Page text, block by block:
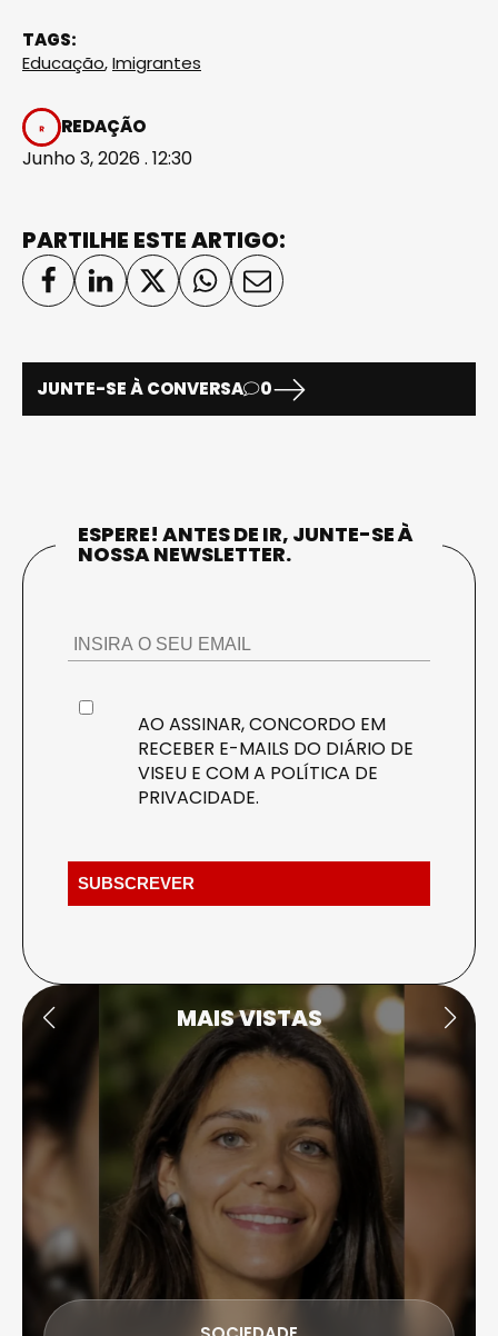
TAGS:
Educação,Imigrantes
REDAÇÃO
Junho 3, 2026 . 12:30
PARTILHE ESTE ARTIGO:
JUNTE-SE À CONVERSA 0
ESPERE! ANTES DE IR, JUNTE-SE À
NOSSA NEWSLETTER.
AO ASSINAR, CONCORDO EM
RECEBER E-MAILS DO DIÁRIO DE
VISEU E COM A POLÍTICA DE
PRIVACIDADE.
MAIS VISTAS